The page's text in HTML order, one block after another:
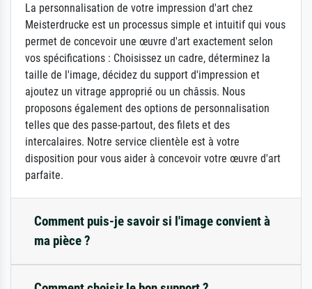
La personnalisation de votre impression d'art chez
Meisterdrucke est un processus simple et intuitif qui vous
permet de concevoir une œuvre d'art exactement selon
vos spécifications : Choisissez un cadre, déterminez la
taille de l'image, décidez du support d'impression et
ajoutez un vitrage approprié ou un châssis. Nous
proposons également des options de personnalisation
telles que des passe-partout, des filets et des
intercalaires. Notre service clientèle est à votre
disposition pour vous aider à concevoir votre œuvre d'art
parfaite.
Comment puis-je savoir si l'image convient à
ma pièce ?